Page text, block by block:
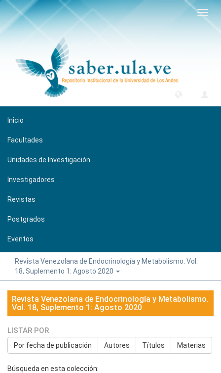
Inicio
Facultades
Unidades de Investigación
Investigadores
Revistas
Postgrados
Eventos
Revista Venezolana de Endocrinología y Metabolismo. Vol.
18, Suplemento 1: Agosto 2020
Revista Venezolana de Endocrinología y Metabolismo.
Vol. 18, Suplemento 1: Agosto 2020
LISTAR POR
Por fecha de publicación Autores Títulos Materias
Búsqueda en esta colección: